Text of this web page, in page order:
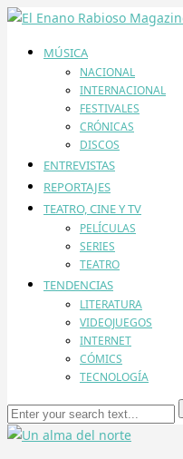
MÚSICA
NACIONAL
INTERNACIONAL
FESTIVALES
CRÓNICAS
DISCOS
ENTREVISTAS
REPORTAJES
TEATRO, CINE Y TV
PELÍCULAS
SERIES
TEATRO
TENDENCIAS
LITERATURA
VIDEOJUEGOS
INTERNET
CÓMICS
TECNOLOGÍA